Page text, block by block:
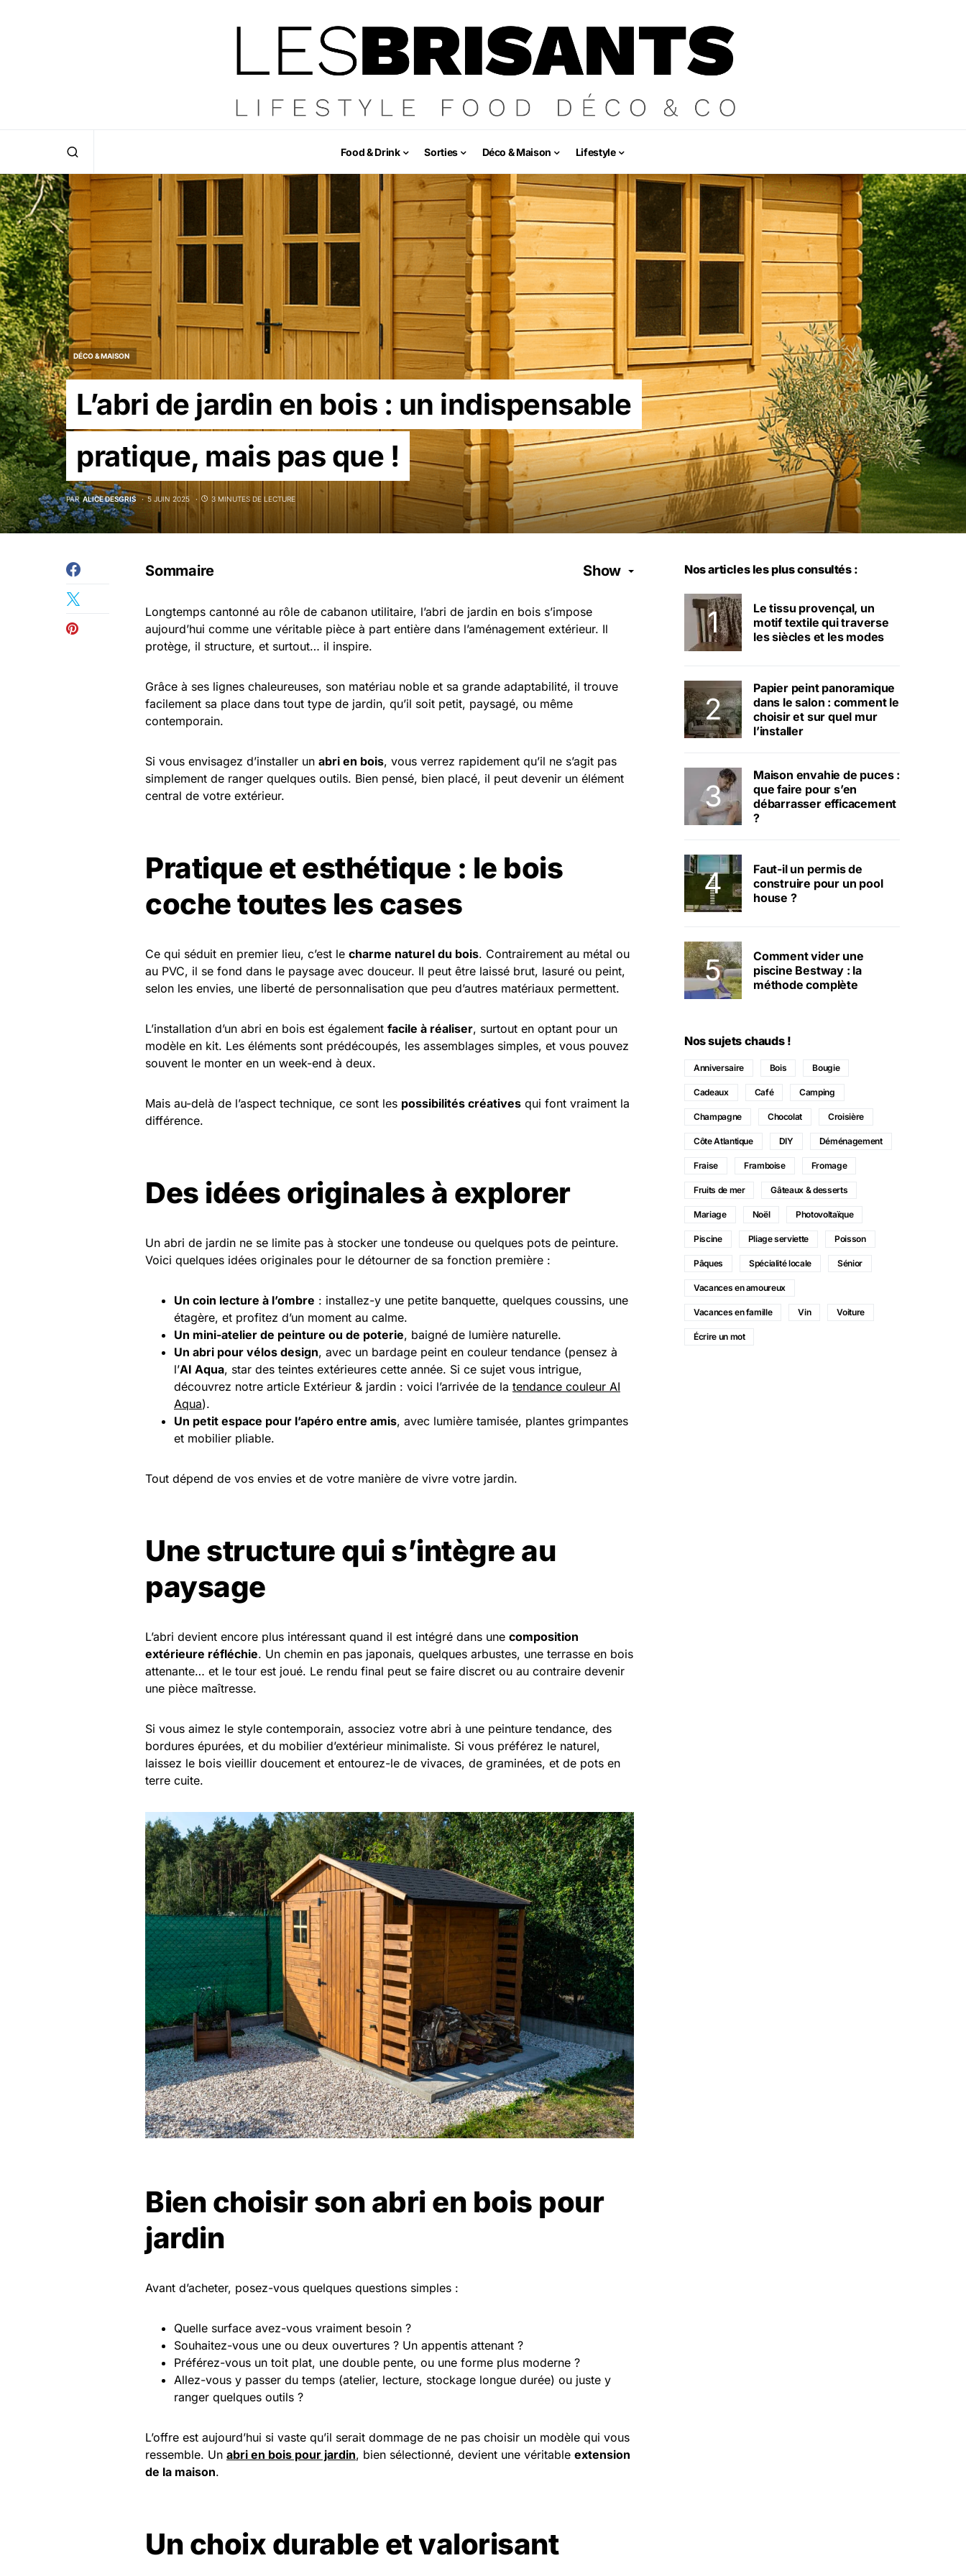
Food & Drink Sorties Déco & Maison Lifestyle
DÉCO & MAISON
L’abri de jardin en bois : un indispensable
pratique, mais pas que !
PAR ALICE DESGRIS 5 JUIN 2025 3 MINUTES DE LECTURE
Sommaire Show
Longtemps cantonné au rôle de cabanon utilitaire, l’abri de jardin en bois s’impose
aujourd’hui comme une véritable pièce à part entière dans l’aménagement extérieur. Il
protège, il structure, et surtout… il inspire.
Grâce à ses lignes chaleureuses, son matériau noble et sa grande adaptabilité, il trouve
facilement sa place dans tout type de jardin, qu’il soit petit, paysagé, ou même
contemporain.
Si vous envisagez d’installer un abri en bois, vous verrez rapidement qu’il ne s’agit pas
simplement de ranger quelques outils. Bien pensé, bien placé, il peut devenir un élément
central de votre extérieur.
Pratique et esthétique : le bois
coche toutes les cases
Ce qui séduit en premier lieu, c’est le charme naturel du bois. Contrairement au métal ou
au PVC, il se fond dans le paysage avec douceur. Il peut être laissé brut, lasuré ou peint,
selon les envies, une liberté de personnalisation que peu d’autres matériaux permettent.
L’installation d’un abri en bois est également facile à réaliser, surtout en optant pour un
modèle en kit. Les éléments sont prédécoupés, les assemblages simples, et vous pouvez
souvent le monter en un week-end à deux.
Mais au-delà de l’aspect technique, ce sont les possibilités créatives qui font vraiment la
différence.
Des idées originales à explorer
Un abri de jardin ne se limite pas à stocker une tondeuse ou quelques pots de peinture.
Voici quelques idées originales pour le détourner de sa fonction première :
Un coin lecture à l’ombre : installez-y une petite banquette, quelques coussins, une
étagère, et profitez d’un moment au calme.
Un mini-atelier de peinture ou de poterie, baigné de lumière naturelle.
Un abri pour vélos design, avec un bardage peint en couleur tendance (pensez à
l’AI Aqua, star des teintes extérieures cette année. Si ce sujet vous intrigue,
découvrez notre article Extérieur & jardin : voici l’arrivée de la tendance couleur AI
Aqua).
Un petit espace pour l’apéro entre amis, avec lumière tamisée, plantes grimpantes
et mobilier pliable.
Tout dépend de vos envies et de votre manière de vivre votre jardin.
Une structure qui s’intègre au
paysage
L’abri devient encore plus intéressant quand il est intégré dans une composition
extérieure réfléchie. Un chemin en pas japonais, quelques arbustes, une terrasse en bois
attenante… et le tour est joué. Le rendu final peut se faire discret ou au contraire devenir
une pièce maîtresse.
Si vous aimez le style contemporain, associez votre abri à une peinture tendance, des
bordures épurées, et du mobilier d’extérieur minimaliste. Si vous préférez le naturel,
laissez le bois vieillir doucement et entourez-le de vivaces, de graminées, et de pots en
terre cuite.
Bien choisir son abri en bois pour
jardin
Avant d’acheter, posez-vous quelques questions simples :
Quelle surface avez-vous vraiment besoin ?
Souhaitez-vous une ou deux ouvertures ? Un appentis attenant ?
Préférez-vous un toit plat, une double pente, ou une forme plus moderne ?
Allez-vous y passer du temps (atelier, lecture, stockage longue durée) ou juste y
ranger quelques outils ?
L’offre est aujourd’hui si vaste qu’il serait dommage de ne pas choisir un modèle qui vous
ressemble. Un abri en bois pour jardin, bien sélectionné, devient une véritable extension
de la maison.
Un choix durable et valorisant
Nos articles les plus consultés :
Le tissu provençal, un
motif textile qui traverse
les siècles et les modes
Papier peint panoramique
dans le salon : comment le
choisir et sur quel mur
l’installer
Maison envahie de puces :
que faire pour s’en
débarrasser efficacement
?
Faut-il un permis de
construire pour un pool
house ?
Comment vider une
piscine Bestway : la
méthode complète
Nos sujets chauds !
Anniversaire Bois Bougie
Cadeaux Café Camping
Champagne Chocolat Croisière
Côte Atlantique DIY Déménagement
Fraise Framboise Fromage
Fruits de mer Gâteaux & desserts
Mariage Noël Photovoltaïque
Piscine Pliage serviette Poisson
Pâques Spécialité locale Sénior
Vacances en amoureux
Vacances en famille Vin Voiture
Écrire un mot